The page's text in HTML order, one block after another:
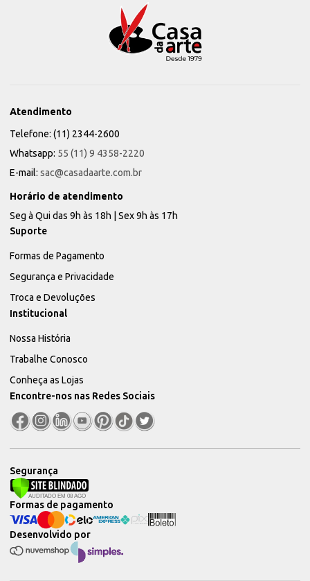
Atendimento
Telefone: (11) 2344-2600
Whatsapp: 55 (11) 9 4358-2220
E-mail: sac@casadaarte.com.br
Horário de atendimento
Seg à Qui das 9h às 18h | Sex 9h às 17h
Suporte
Formas de Pagamento
Segurança e Privacidade
Troca e Devoluções
Institucional
Nossa História
Trabalhe Conosco
Conheça as Lojas
Encontre-nos nas Redes Sociais
Segurança
Desenvolvido por
Formas de pagamento